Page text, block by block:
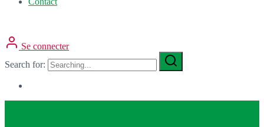
Se connecter
Search for: